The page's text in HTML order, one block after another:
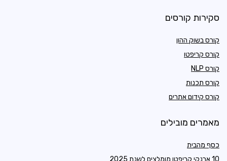
סקירות קורסים
קורס בשוק ההון
קורס קריפטו
קורס NLP
קורס תכנות
קורס קידום אתרים
מאמרים מובילים
כסף מהבית
10 ארנקי קריפטו מומלצים לשנת 2025